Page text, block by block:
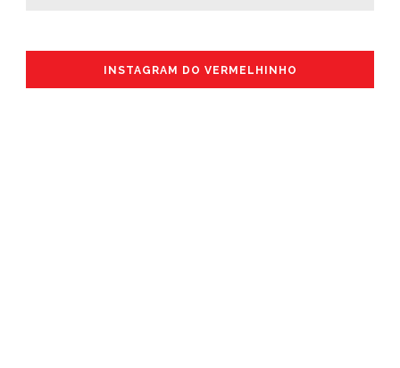
INSTAGRAM DO VERMELHINHO